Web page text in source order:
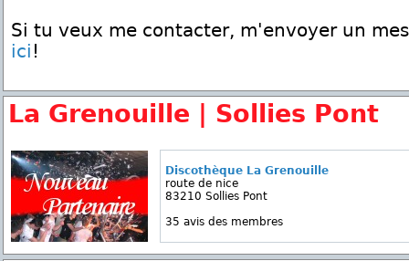
Si tu veux me contacter, m'envoyer un
ici !
La Grenouille | Sollies Pont
Discothèque La Grenouille
route de nice
83210 Sollies Pont
35 avis des membres